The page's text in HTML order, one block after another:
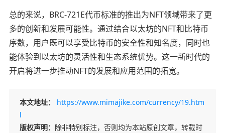
总的来说，BRC-721E代币标准的推出为NFT领域带来了更
多的创新和发展可能性。通过结合以太坊的NFT和比特币
序数，用户既可以享受比特币的安全性和知名度，同时也
能体验到以太坊的灵活性和生态系统优势。这一新时代的
开启将进一步推动NFT的发展和应用范围的拓宽。
本文地址：
https://www.mimajike.com/currency/19.htm
l
版权声明： 除非特别标注，否则均为本站原创文章，转载时